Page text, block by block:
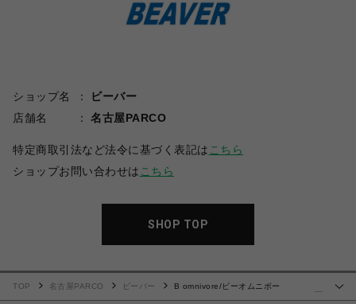
ショップ名
ビーバー
店舗名
名古屋PARCO
特定商取引法など法令に基づく表記は こちら
ショップお問い合わせは こちら
SHOP TOP
…
TOP 名古屋PARCO ビーバー
B omnivore/ビーオムニボー